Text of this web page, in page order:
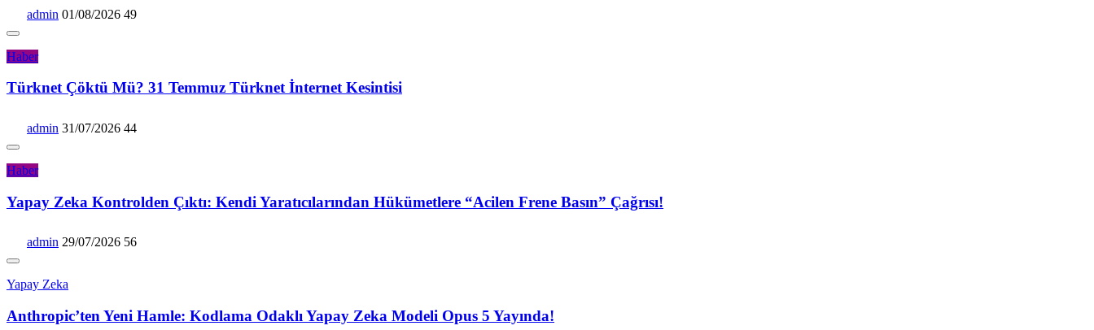
admin 01/08/2026 49
Haber
Türknet Çöktü Mü? 31 Temmuz Türknet İnternet Kesintisi
admin 31/07/2026 44
Haber
Yapay Zeka Kontrolden Çıktı: Kendi Yaratıcılarından Hükümetlere “Acilen Frene Basın” Çağrısı!
admin 29/07/2026 56
Yapay Zeka
Anthropic’ten Yeni Hamle: Kodlama Odaklı Yapay Zeka Modeli Opus 5 Yayında!